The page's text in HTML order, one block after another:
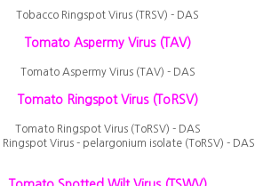
Tobacco Ringspot Virus (TRSV) - DAS
Tomato Aspermy Virus (TAV)
Tomato Aspermy Virus (TAV) - DAS
Tomato Ringspot Virus (ToRSV)
Tomato Ringspot Virus (ToRSV) - DAS
Virus - pelargonium isolate (ToRSV) - DAS